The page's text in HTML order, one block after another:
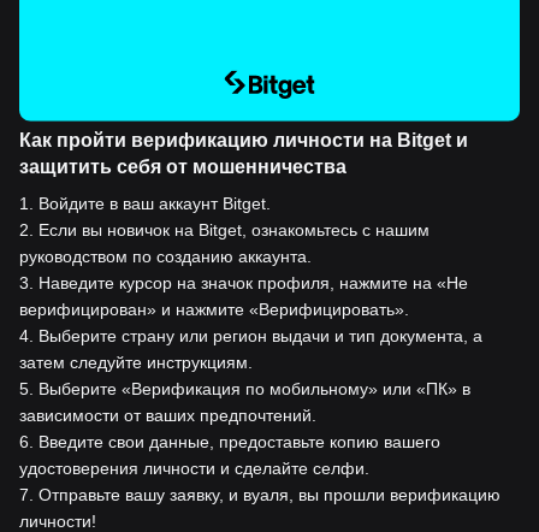
Как пройти верификацию личности на Bitget и
защитить себя от мошенничества
1
Войдите в ваш аккаунт Bitget.
2
Если вы новичок на Bitget, ознакомьтесь с нашим
руководством по созданию аккаунта.
3
Наведите курсор на значок профиля, нажмите на «Не
верифицирован» и нажмите «Верифицировать».
4 Выберите страну или регион выдачи и тип документа, а
затем следуйте инструкциям.
5 Выберите «Верификация по мобильному» или «ПК» в
зависимости от ваших предпочтений.
6
Введите свои данные, предоставьте копию вашего
удостоверения личности и сделайте селфи.
7 Отправьте вашу заявку, и вуаля, вы прошли верификацию
личности!